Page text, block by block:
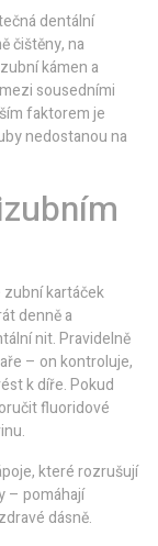
dentální
čištěny, na
kámen a
sousedními
faktorem je
nedostanou na
zubní kartáček
denně a
nit. Pravidelně
– on kontroluje,
k díře. Pokud
fluoridové
které rozrušují
– pomáhají
dásně.